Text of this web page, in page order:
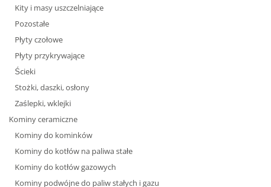
Kity i masy uszczelniające
Pozostałe
Płyty czołowe
Płyty przykrywające
Ścieki
Stożki, daszki, osłony
Zaślepki, wklejki
Kominy ceramiczne
Kominy do kominków
Kominy do kotłów na paliwa stałe
Kominy do kotłów gazowych
Kominy podwójne do paliw stałych i gazu